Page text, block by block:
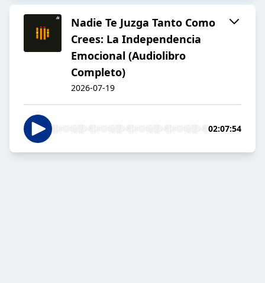
Nadie Te Juzga Tanto Como
Crees: La Independencia
Emocional (Audiolibro
Completo)
2026-07-19
02:07:54